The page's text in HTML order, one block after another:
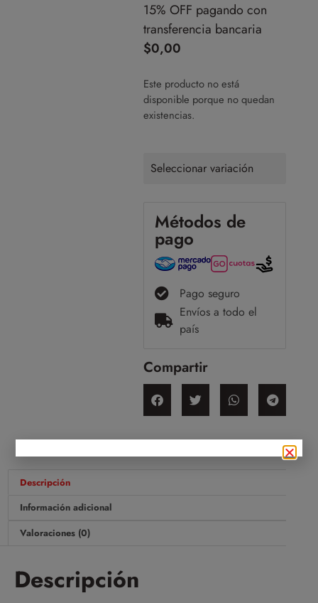
15% OFF pagando con
transferencia bancaria
$0,00
Este producto no está
disponible porque no quedan
existencias.
Seleccionar variación
Métodos de
pago
Pago seguro
Envíos a todo el
país
Compartir
Descripción
Información adicional
Valoraciones (0)
Descripción